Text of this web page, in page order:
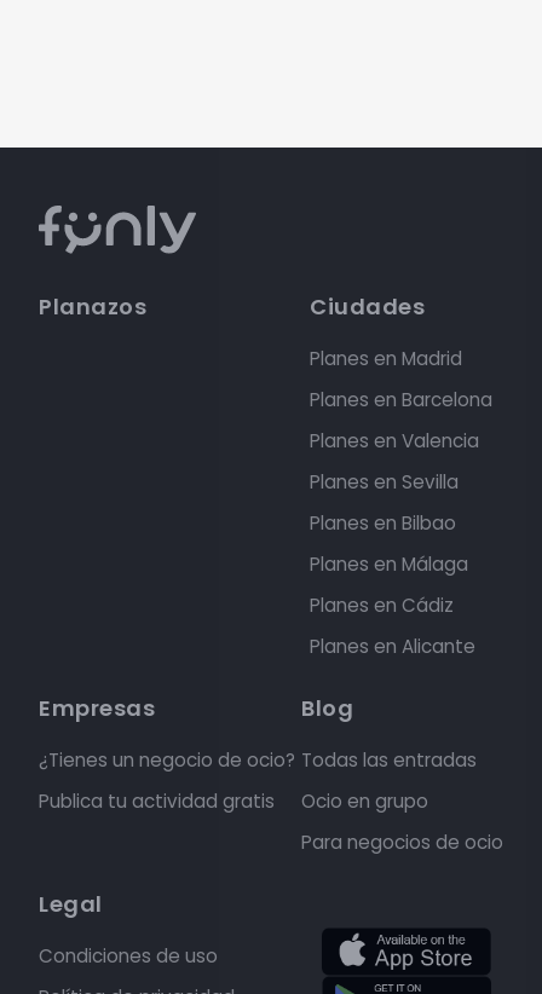
Planazos Ciudades
Planes en Madrid
Planes en Barcelona
Planes en Valencia
Planes en Sevilla
Planes en Bilbao
Planes en Málaga
Planes en Cádiz
Planes en Alicante
Empresas
¿Tienes un negocio de ocio?
Publica tu actividad gratis
Blog
Todas las entradas
Ocio en grupo
Para negocios de ocio
Legal
Condiciones de uso